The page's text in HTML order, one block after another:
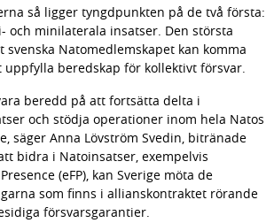
så ligger tyngdpunkten på de två första:
och minilaterala insatser. Den största
Natomedlemskapet kan komma
beredskap för kollektivt försvar.
beredd på att fortsätta delta i
och stödja operationer inom hela Natos
säger Anna Lövström Svedin, bitränade
bidra i Natoinsatser, exempelvis
(eFP), kan Sverige möta de
som finns i allianskontraktet rörande
försvarsgarantier.